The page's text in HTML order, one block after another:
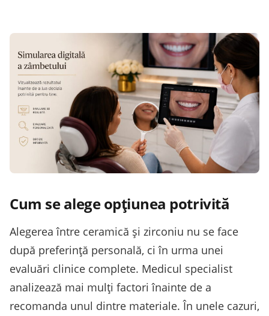
Cum se alege opțiunea potrivită
Alegerea între ceramică și zirconiu nu se face
după preferință personală, ci în urma unei
evaluări clinice complete. Medicul specialist
analizează mai mulți factori înainte de a
recomanda unul dintre materiale. În unele cazuri,